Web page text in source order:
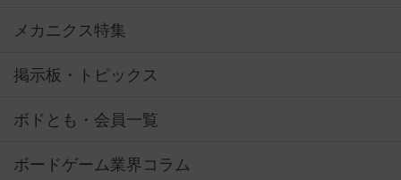
メカニクス特集
掲示板・トピックス
ボドとも・会員一覧
ボードゲーム業界コラム